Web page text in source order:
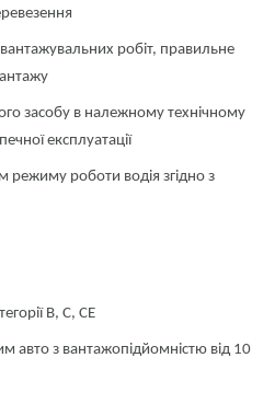
робіт, правильне
засобу в належному технічному
експлуатації
роботи водія згідно з
B, C, СE
авто з вантажопідйомністю від 10